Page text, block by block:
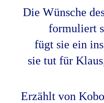
Die Wünsche
formuliert
fügt sie ein
sie tut für
Erzählt von